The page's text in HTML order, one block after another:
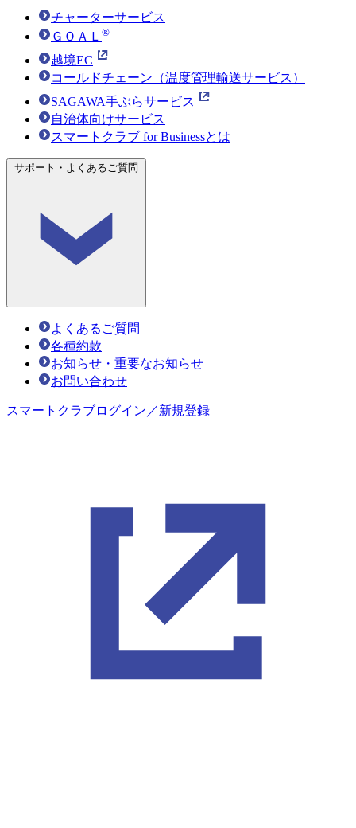
チャーターサービス
ＧＯＡＬ ®
越境EC
コールドチェーン（温度管理輸送サービス）
SAGAWA手ぶらサービス
自治体向けサービス
スマートクラブ for Businessとは
サポート・よくあるご質問
よくあるご質問
各種約款
お知らせ・重要なお知らせ
お問い合わせ
スマートクラブログイン／新規登録